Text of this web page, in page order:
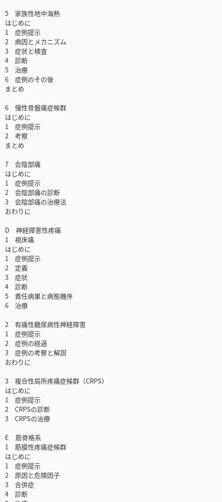
5 家族性地中海熱
はじめに
1 症例提示
2 病因とメカニズム
3 症状と検査
4 診断
5 治療
6 症例のその後
まとめ
6 慢性骨盤痛症候群
はじめに
1 症例提示
2 考察
まとめ
7 会陰部痛
はじめに
1 症例提示
2 会陰部痛の診断
3 会陰部痛の治療法
おわりに
D 神経障害性疼痛
1 視床痛
はじめに
1 症例提示
2 定義
3 症状
4 診断
5 責任病巣と病態機序
6 治療
2 有痛性糖尿病性神経障害
1 症例提示
2 症例の経過
3 症例の考察と解説
おわりに
3 複合性局所疼痛症候群（CRPS）
はじめに
1 症例提示
2 CRPSの診断
3 CRPSの治療
E 筋骨格系
1 筋膜性疼痛症候群
はじめに
1 症例提示
2 原因と危険因子
3 合併症
4 診断